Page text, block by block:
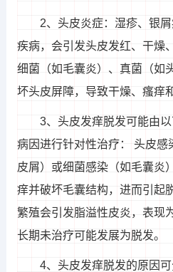
2、头皮炎症：湿疹、银
疾病，会引发头皮发红、干燥
细菌（如毛囊炎）、真菌（如
坏头皮屏障，导致干燥、瘙痒
3、头皮发痒脱发可能由
病因进行针对性治疗： 头皮感
皮屑）或细菌感染（如毛囊炎
痒并破坏毛囊结构，进而引起
繁殖会引发脂溢性皮炎，表现
长期未治疗可能发展为脱发。
4、头皮发痒脱发的原因